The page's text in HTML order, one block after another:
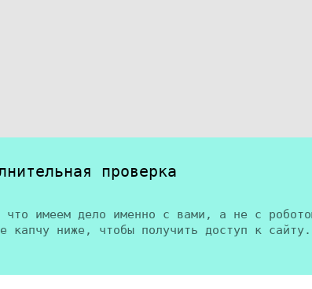
проверка
что имеем дело именно с вами, а не с
капчу ниже, чтобы получить доступ к сайту.